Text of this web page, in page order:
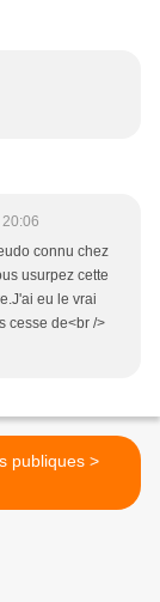
connu chez
usurpez cette
eu le vrai
cesse de<br />
réunions publiques >